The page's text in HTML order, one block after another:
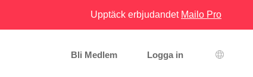
Upptäck erbjudandet Mailo Pro
Bli Medlem Logga in